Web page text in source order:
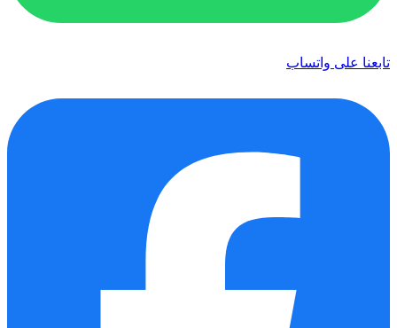
تابعنا على واتساب